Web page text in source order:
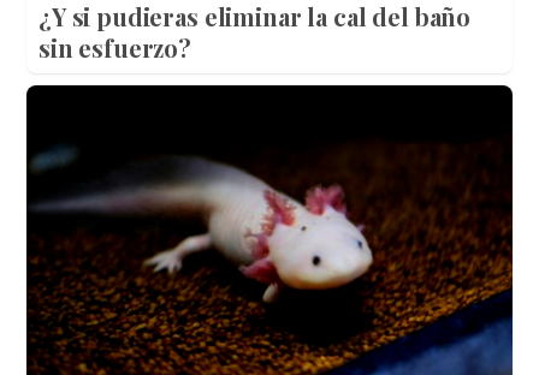
¿Y si pudieras eliminar la cal del baño
sin esfuerzo?